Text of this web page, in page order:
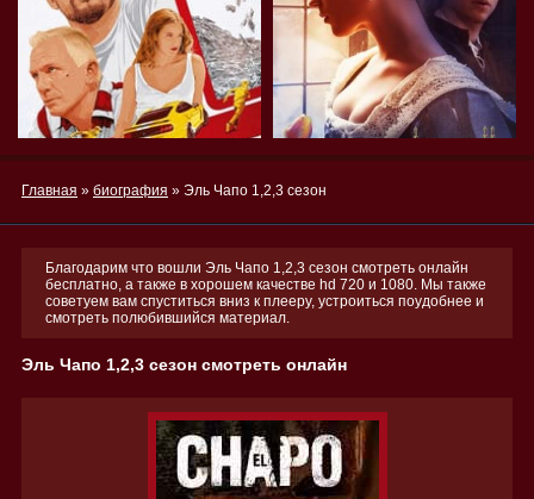
Главная » биография » Эль Чапо 1,2,3 сезон
Благодарим что вошли Эль Чапо 1,2,3 сезон смотреть онлайн
бесплатно, а также в хорошем качестве hd 720 и 1080. Мы также
советуем вам спуститься вниз к плееру, устроиться поудобнее и
смотреть полюбившийся материал.
Эль Чапо 1,2,3 сезон смотреть онлайн